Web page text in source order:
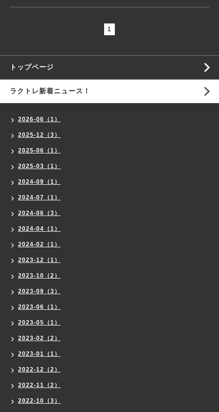
1
トップページ
ラクトレ新着ニュース！
2026-06（1）
2025-12（3）
2025-06（1）
2025-03（1）
2024-09（1）
2024-07（1）
2024-06（3）
2024-04（1）
2024-02（1）
2023-12（1）
2023-10（2）
2023-09（3）
2023-06（1）
2023-05（1）
2023-02（2）
2023-01（1）
2022-12（2）
2022-11（2）
2022-10（3）